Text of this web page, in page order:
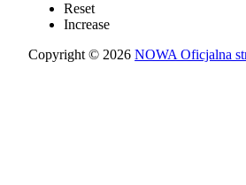
Reset
Increase
Copyright © 2026NOWA Oficjalna